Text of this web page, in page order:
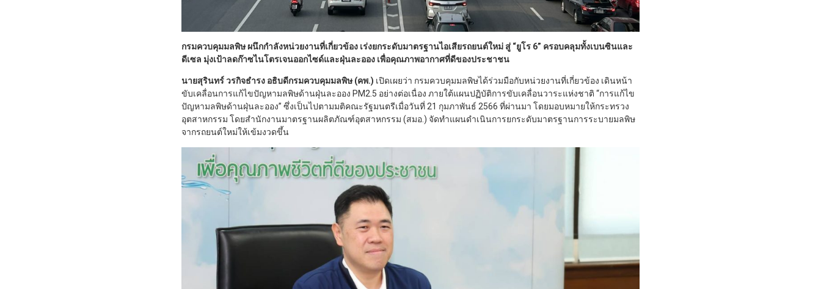
กรมควบคุมมลพิษ ผนึกกำลังหน่วยงานที่เกี่ยวข้อง เร่งยกระดับมาตรฐานไอเสียรถยนต์ใหม่ สู่ “ยูโร 6” ครอบคลุมทั้งเบนซินและ
ดีเซล มุ่งเป้าลดก๊าซไนโตรเจนออกไซด์และฝุ่นละออง เพื่อคุณภาพอากาศที่ดีของประชาชน
นายสุรินทร์ วรกิจธำรง อธิบดีกรมควบคุมมลพิษ (คพ.) เปิดเผยว่า กรมควบคุมมลพิษได้ร่วมมือกับหน่วยงานที่เกี่ยวข้อง เดินหน้า
ขับเคลื่อนการแก้ไขปัญหามลพิษด้านฝุ่นละออง PM2.5 อย่างต่อเนื่อง ภายใต้แผนปฏิบัติการขับเคลื่อนวาระแห่งชาติ “การแก้ไข
ปัญหามลพิษด้านฝุ่นละออง” ซึ่งเป็นไปตามมติคณะรัฐมนตรีเมื่อวันที่ 21 กุมภาพันธ์ 2566 ที่ผ่านมา โดยมอบหมายให้กระทรวง
อุตสาหกรรม โดยสำนักงานมาตรฐานผลิตภัณฑ์อุตสาหกรรม (สมอ.) จัดทำแผนดำเนินการยกระดับมาตรฐานการระบายมลพิษ
จากรถยนต์ใหม่ให้เข้มงวดขึ้น